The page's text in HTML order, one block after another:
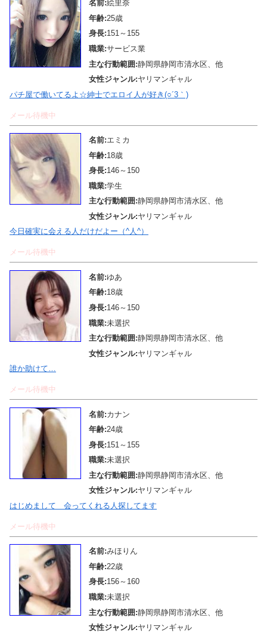
名前:絵里奈
年齢:25歳
身長:151～155
職業:サービス業
主な行動範囲:静岡県静岡市清水区、他
女性ジャンル:ヤリマンギャル
パチ屋で働いてるよ☆紳士でエロイ人が好き(○´3｀)
メール待機中
名前:エミカ
年齢:18歳
身長:146～150
職業:学生
主な行動範囲:静岡県静岡市清水区、他
女性ジャンル:ヤリマンギャル
今日確実に会える人だけだよー（^人^）
メール待機中
名前:ゆあ
年齢:18歳
身長:146～150
職業:未選択
主な行動範囲:静岡県静岡市清水区、他
女性ジャンル:ヤリマンギャル
誰か助けて…
メール待機中
名前:カナン
年齢:24歳
身長:151～155
職業:未選択
主な行動範囲:静岡県静岡市清水区、他
女性ジャンル:ヤリマンギャル
はじめまして 会ってくれる人探してます
メール待機中
名前:みほりん
年齢:22歳
身長:156～160
職業:未選択
主な行動範囲:静岡県静岡市清水区、他
女性ジャンル:ヤリマンギャル